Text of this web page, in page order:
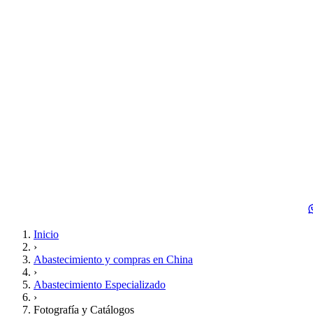
Inicio
›
Abastecimiento y compras en China
›
Abastecimiento Especializado
›
Fotografía y Catálogos